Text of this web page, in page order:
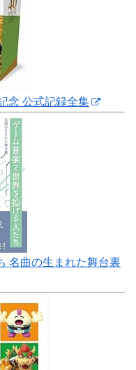
念 公式記録全集
名曲の生まれた舞台裏